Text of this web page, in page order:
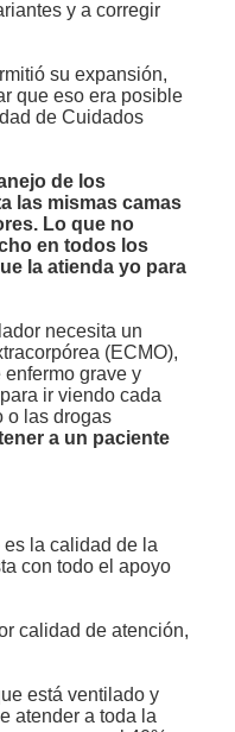
y a corregir
su expansión,
que eso era posible
de Cuidados
de los
las mismas camas
Lo que no
en todos los
la atienda yo para
necesita un
(ECMO),
grave y
ir viendo cada
o las drogas
a un paciente
la calidad de la
con todo el apoyo
calidad de atención,
está ventilado y
atender a toda la